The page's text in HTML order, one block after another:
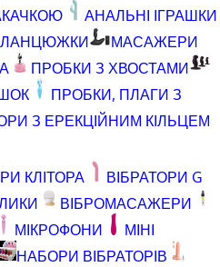
АНАЛЬНІ ІГРАШКИ
МАСАЖЕРИ
ПРОБКИ З ХВОСТАМИ
ПРОБКИ, ПЛАГИ З
З ЕРЕКЦІЙНИМ КІЛЬЦЕМ
КЛІТОРА
ВІБРАТОРИ G
ВІБРОМАСАЖЕРИ
МІКРОФОНИ
МІНІ
НАБОРИ ВІБРАТОРІВ